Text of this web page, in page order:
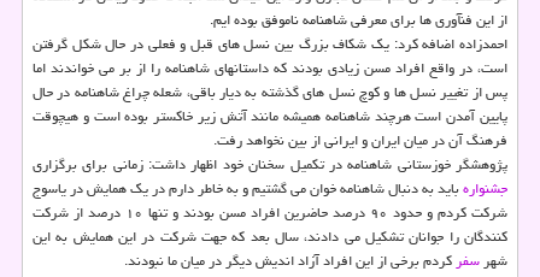
از این فنآوری ها برای معرفی شاهنامه ناموفق بوده ایم.
احمدزاده اضافه کرد: یک شکاف بزرگ بین نسل های قبل و فعلی در حال شکل گرفتن
است، در واقع افراد مسن زیادی بودند که داستانهای شاهنامه را از بر می خواندند اما
پس از تغییر نسل ها و کوچ نسل های گذشته به دیار باقی، شعله چراغ شاهنامه در حال
پایین آمدن است هرچند شاهنامه همیشه مانند آتش زیر خاکستر بوده است و هیچوقت
فرهنگ آن در میان ایران و ایرانی از بین نخواهد رفت.
پژوهشگر خوزستانی شاهنامه در تکمیل سخنان خود اظهار داشت: زمانی برای برگزاری
جشنوارهباید به دنبال شاهنامه خوان می گشتیم و به خاطر دارم در یک همایش در یاسوج
شرکت کردم و حدود ۹۰ درصد حاضرین افراد مسن بودند و تنها ۱۰ درصد از شرکت
کنندگان را جوانان تشکیل می دادند، سال بعد که جهت شرکت در این همایش به این
شهرسفرکردم برخی از این افراد آزاد اندیش دیگر در میان ما نبودند.